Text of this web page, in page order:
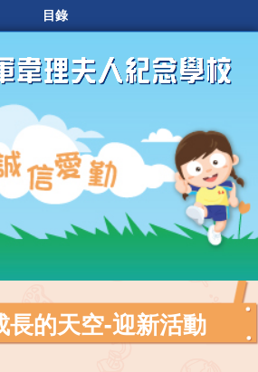
目錄
長的天空-迎新活動